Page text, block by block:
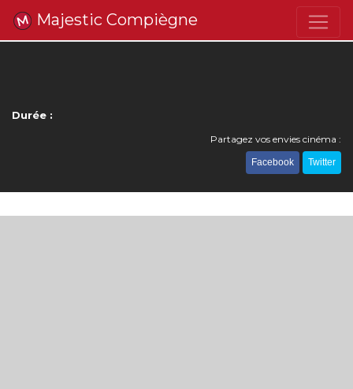
Majestic Compiègne
Durée :
Partagez vos envies cinéma :
Facebook Twitter